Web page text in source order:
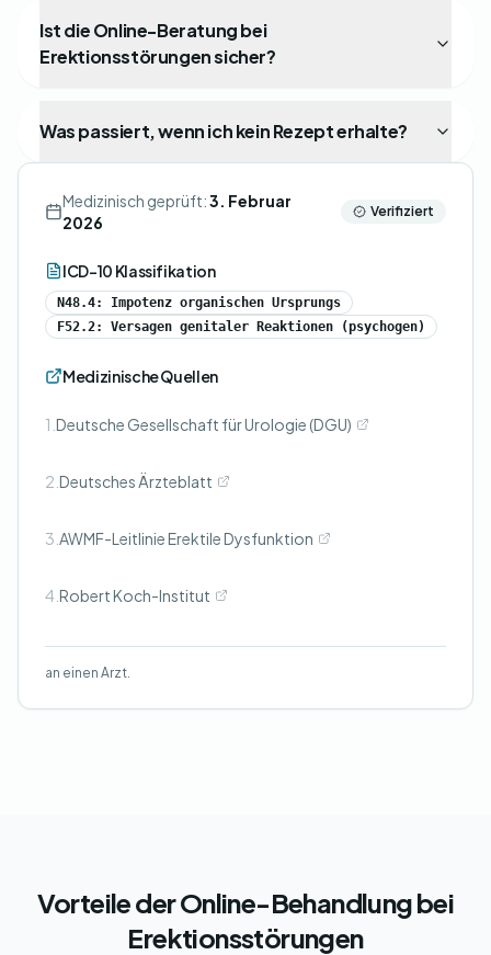
Ist die Online-Beratung bei
Erektionsstörungen sicher?
Was passiert, wenn ich kein Rezept erhalte?
Medizinisch geprüft:3. Februar
2026
Verifiziert
ICD-10 Klassifikation
N48.4: Impotenz organischen Ursprungs
F52.2: Versagen genitaler Reaktionen (psychogen)
Medizinische Quellen
1. Deutsche Gesellschaft für Urologie (DGU)
2. Deutsches Ärzteblatt
3. AWMF-Leitlinie Erektile Dysfunktion
4. Robert Koch-Institut
an einen Arzt.
Vorteile der Online-Behandlung bei
Erektionsstörungen